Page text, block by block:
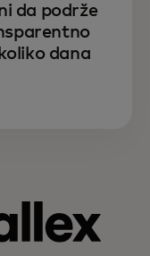
vaš
da podrže
dana